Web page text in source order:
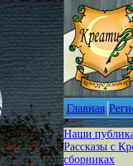
Главная
Наши
Рассказы с
сборниках